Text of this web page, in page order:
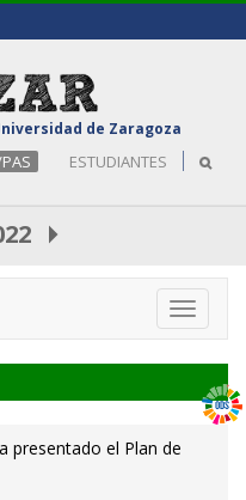
de Zaragoza
ESTUDIANTES
Toggle
presentado el Plan de